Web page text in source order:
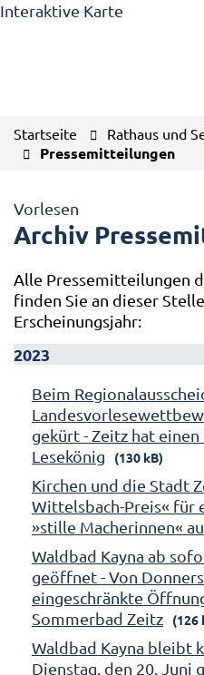
Interaktive Karte
Startseite Rathaus und
Pressemitteilungen
Vorlesen
Archiv
Alle Pressemitteilungen
finden Sie an dieser
Erscheinungsjahr:
2023
Beim
gekürt - Zeitz hat einen
Lesekönig
(130 kB)
Kirchen und die Stadt
Wittelsbach-Preis« für
»stille Macherinnen«
Waldbad Kayna ab
geöffnet - Von
eingeschränkte
Sommerbad Zeitz
(126
Waldbad Kayna bleibt
Dienstag, den 20. Juni